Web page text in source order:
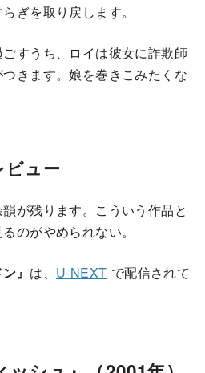
ぎを取り戻します。
すうち、ロイは彼女に詐欺師
きます。娘を巻きこみたくな
ュー
が残ります。こういう作品と
のがやめられない。
』 は、 U-NEXT で配信されて